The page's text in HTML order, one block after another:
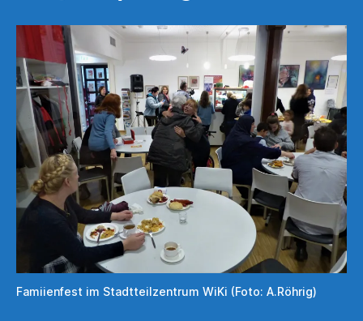
Famiienfest im Stadtteilzentrum WiKi (Foto: A.Röhrig)